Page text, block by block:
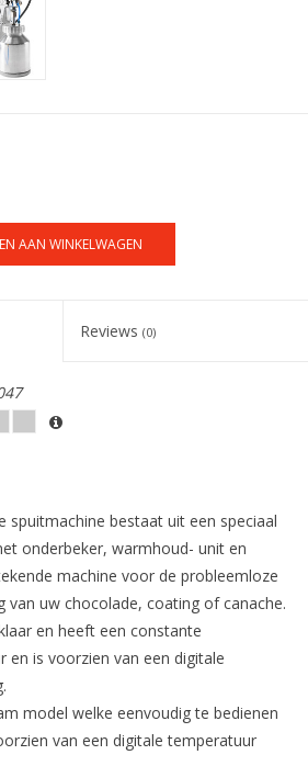
AAN WINKELWAGEN
Reviews (0)
spuitmachine bestaat uit een speciaal
onderbeker, warmhoud- unit en
machine voor de probleemloze
van uw chocolade, coating of canache.
en heeft een constante
en is voorzien van een digitale
model welke eenvoudig te bedienen
van een digitale temperatuur